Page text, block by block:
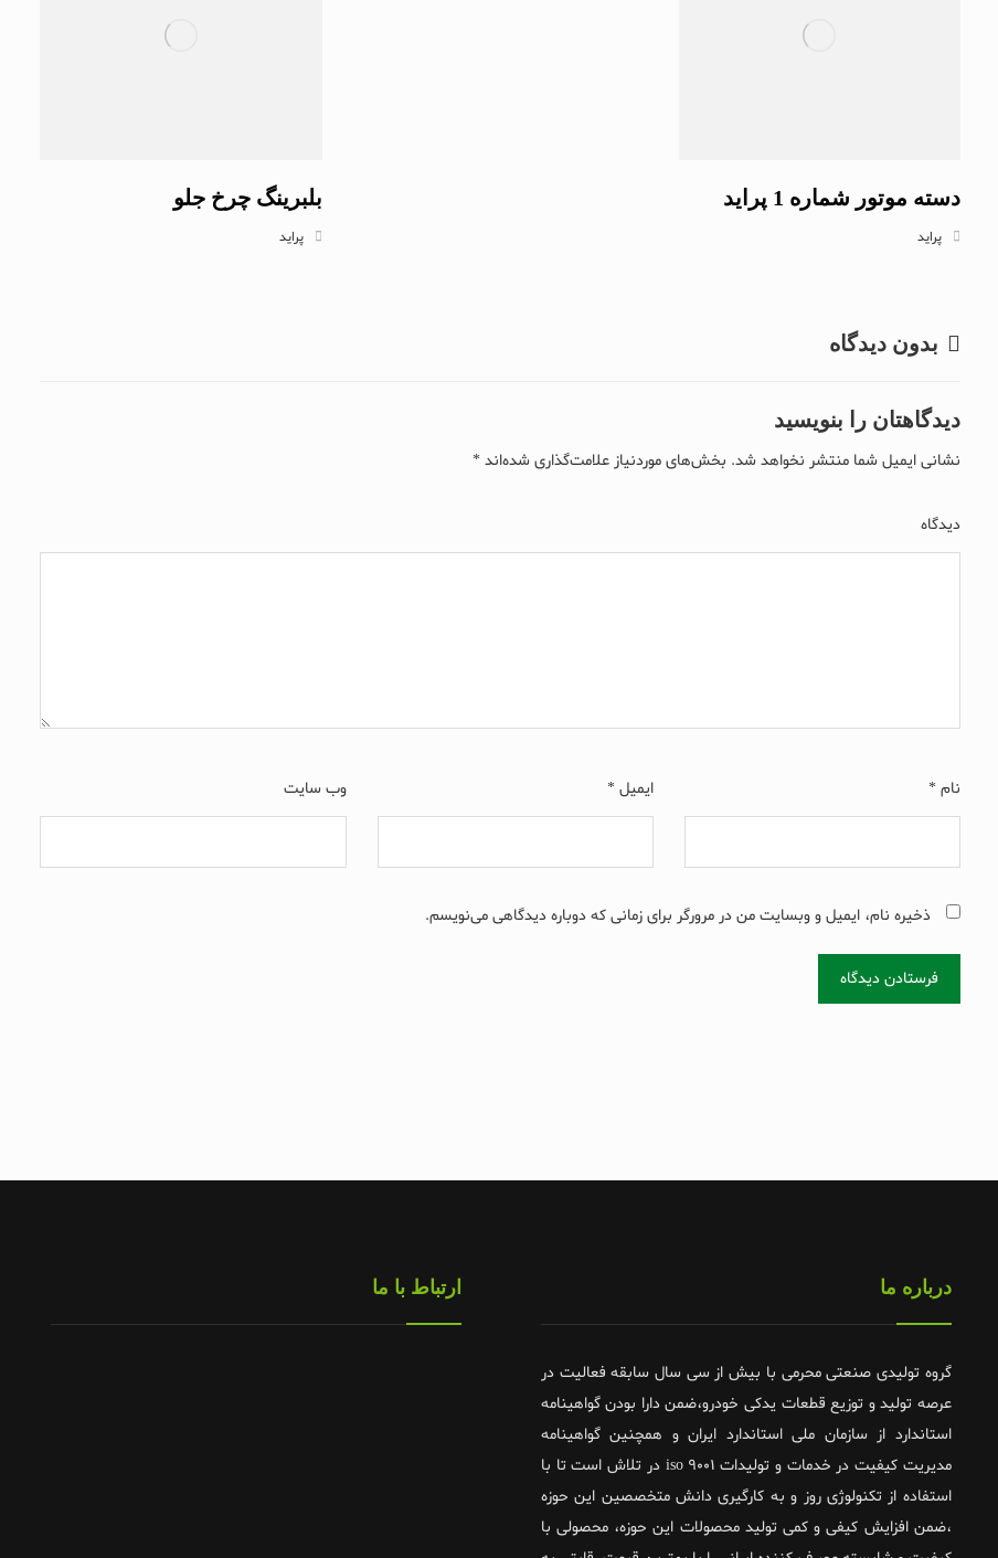
دسته موتور شماره 1 پراید
پراید
بلبرینگ چرخ جلو
پراید
بدون دیدگاه
دیدگاهتان را بنویسید
نشانی ایمیل شما منتشر نخواهد شد. بخش‌های موردنیاز علامت‌گذاری شده‌اند*
دیدگاه
نام* ایمیل* وب‌ سایت
ذخیره نام، ایمیل و وبسایت من در مرورگر برای زمانی که دوباره دیدگاهی می‌نویسم.
درباره ما
گروه تولیدی صنعتی محرمی با بیش از سی سال سابقه فعالیت در
عرصه تولید و توزیع قطعات یدکی خودرو،ضمن دارا بودن گواهینامه
استاندارد از سازمان ملی استاندارد ایران و همچنین گواهینامه
مدیریت کیفیت در خدمات و تولیدات 9001 iso در تلاش است تا با
استفاده از تکنولوژی روز و به کارگیری دانش متخصصین این حوزه
،ضمن افزایش کیفی و کمی تولید محصولات این حوزه، محصولی با
ارتباط با ما